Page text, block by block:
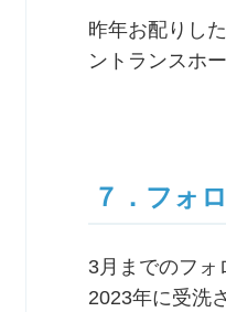
昨年お配りし
ントランスホ
７．フォ
3月までのフォ
2023年に受洗